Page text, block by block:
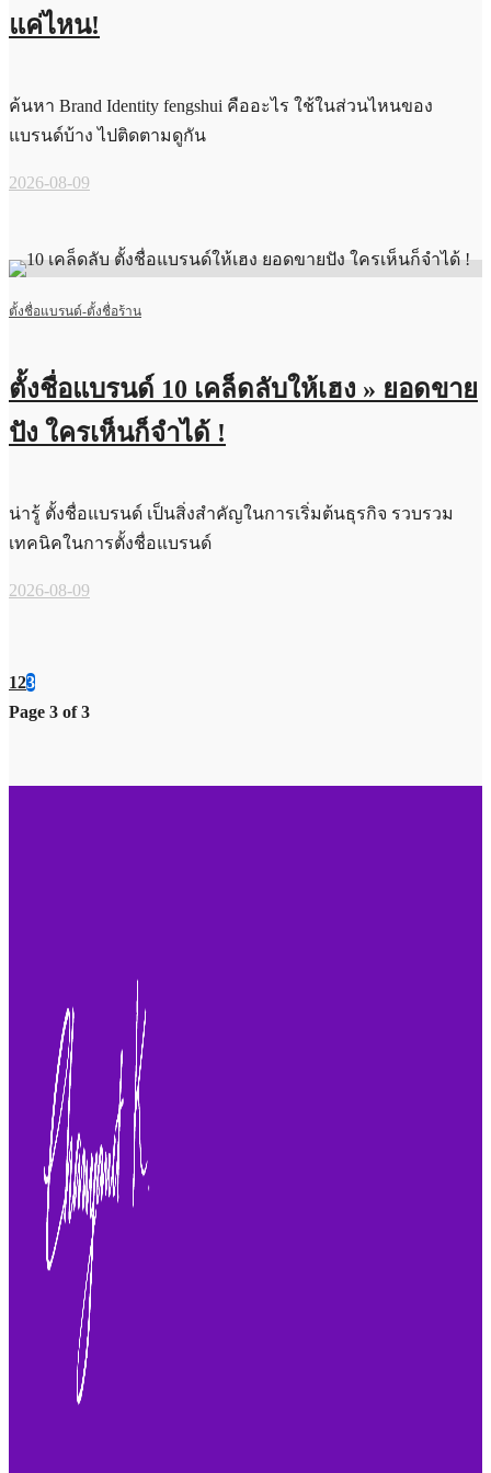
แค่ไหน!
ค้นหา Brand Identity fengshui คืออะไร ใช้ในส่วนไหนของ
แบรนด์บ้าง ไปติดตามดูกัน
2026-08-09
ตั้งชื่อแบรนด์-ตั้งชื่อร้าน
ตั้งชื่อแบรนด์ 10 เคล็ดลับให้เฮง » ยอดขาย
ปัง ใครเห็นก็จำได้ !
น่ารู้ ตั้งชื่อแบรนด์ เป็นสิ่งสำคัญในการเริ่มต้นธุรกิจ รวบรวม
เทคนิคในการตั้งชื่อแบรนด์
2026-08-09
123
Page 3 of 3